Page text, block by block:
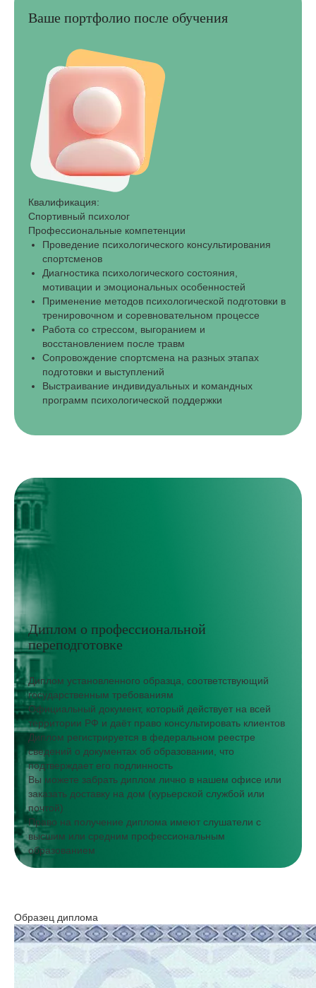
Ваше портфолио после обучения
Квалификация:
Спортивный психолог
Профессиональные компетенции
Проведение психологического консультирования
спортсменов
Диагностика психологического состояния,
мотивации и эмоциональных особенностей
Применение методов психологической подготовки в
тренировочном и соревновательном процессе
Работа со стрессом, выгоранием и
восстановлением после травм
Сопровождение спортсмена на разных этапах
подготовки и выступлений
Выстраивание индивидуальных и командных
программ психологической поддержки
Диплом о профессиональной
переподготовке
Диплом установленного образца, соответствующий
государственным требованиям
Официальный документ, который действует на всей
территории РФ и даёт право консультировать клиентов
Диплом регистрируется в федеральном реестре
сведений о документах об образовании, что
подтверждает его подлинность
Вы можете забрать диплом лично в нашем офисе или
заказать доставку на дом (курьерской службой или
почтой)
Право на получение диплома имеют слушатели с
высшим или средним профессиональным
образованием
Образец диплома